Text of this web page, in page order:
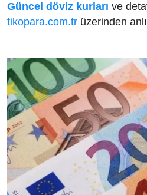
Güncel döviz kurları ve
tikopara.com.tr üzerinden